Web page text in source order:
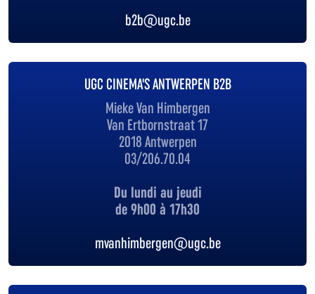
b2b@ugc.be
UGC CINEMA'S ANTWERPEN B2B
Mieke Van Himbergen
Van Ertbornstraat 17
2018 Antwerpen
03/206.70.04
Du lundi au jeudi
de 9h00 à 17h30
mvanhimbergen@ugc.be